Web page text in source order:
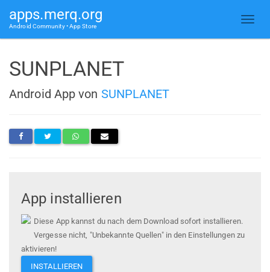
apps.merq.org
Android Community • App Store
SUNPLANET
Android App von SUNPLANET
App installieren
Diese App kannst du nach dem Download sofort installieren.
Vergesse nicht, "Unbekannte Quellen" in den Einstellungen zu
aktivieren!
INSTALLIEREN